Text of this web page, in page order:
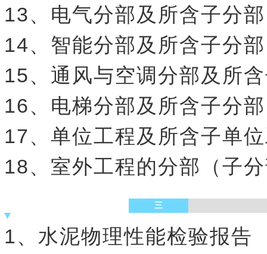
13、电气分部及所含子分
14、智能分部及所含子分
15、通风与空调分部及所
16、电梯分部及所含子分
17、单位工程及所含子单
18、室外工程的分部（子
三
1、水泥物理性能检验报告